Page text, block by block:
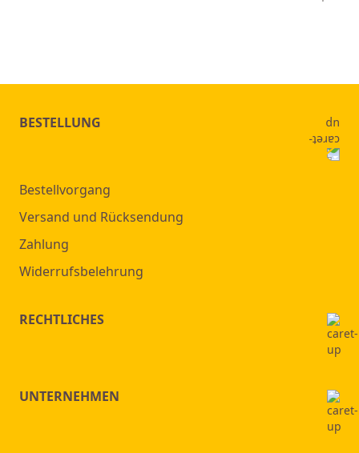
BESTELLUNG
Bestellvorgang
Versand und Rücksendung
Zahlung
Widerrufsbelehrung
RECHTLICHES
UNTERNEHMEN